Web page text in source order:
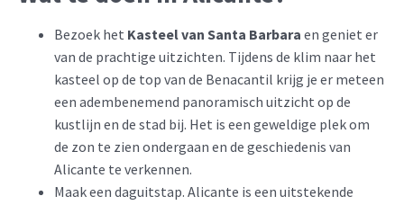
Bezoek het Kasteel van Santa Barbara en geniet er
van de prachtige uitzichten. Tijdens de klim naar het
kasteel op de top van de Benacantil krijg je er meteen
een adembenemend panoramisch uitzicht op de
kustlijn en de stad bij. Het is een geweldige plek om
de zon te zien ondergaan en de geschiedenis van
Alicante te verkennen.
Maak een daguitstap. Alicante is een uitstekende